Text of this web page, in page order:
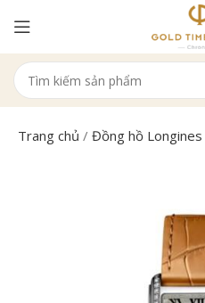
Trang chủ /Đồng hồ Longines